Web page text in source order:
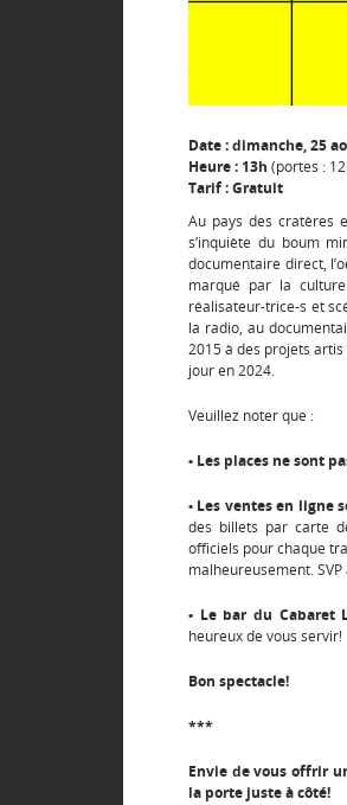
Date : dimanche, 25
Heure : 13h (portes :
Tarif : Gratuit
Au pays des cratères
s’inquiète du boum
documentaire direct,
marqué par la
réalisateur-trice-s et
la radio, au
2015 à des projets
jour en 2024.
Veuillez noter que :
• Les places ne sont
• Les ventes en ligne
des billets par carte
officiels pour chaque
malheureusement.
• Le bar du Cabaret
heureux de vous servir!
Bon spectacle!
***
Envie de vous offrir
la porte juste à côté!